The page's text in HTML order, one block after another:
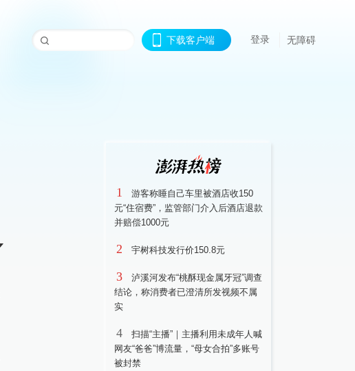
下载客户端 登录 无障碍
1
游客称睡自己车里被酒店收150
元“住宿费”，监管部门介入后酒店退款
并赔偿1000元
2 宇树科技发行价150.8元
3
泸溪河发布“桃酥现金属牙冠”调查
结论，称消费者已澄清所发视频不属
实
4
扫描“主播”｜主播利用未成年人喊
网友“爸爸”博流量，“母女合拍”多账号
被封禁